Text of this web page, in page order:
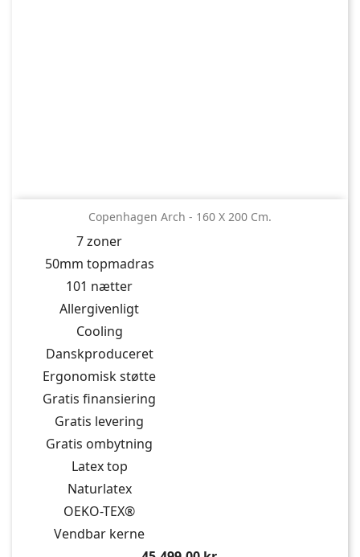
Copenhagen Arch - 160 X 200 Cm.
7 zoner
50mm topmadras
101 nætter
Allergivenligt
Cooling
Danskproduceret
Ergonomisk støtte
Gratis finansiering
Gratis levering
Gratis ombytning
Latex top
Naturlatex
OEKO-TEX®
Vendbar kerne